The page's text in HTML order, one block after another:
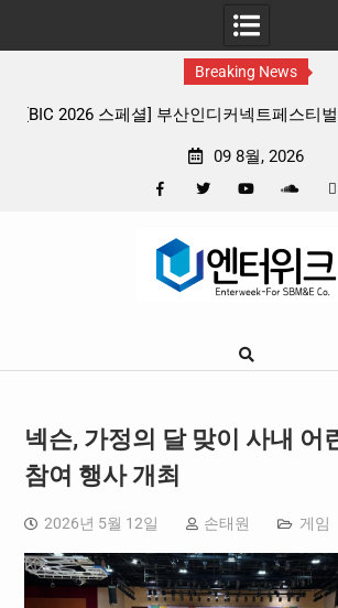
Breaking News
판타지 케이팝 애니메이션 ‘고스트밴드’
09 8월, 2026
Google
넥슨, 가정의 달 맞이 사내 어
참여 행사 개최
2026년 5월 12일 손태원 게임